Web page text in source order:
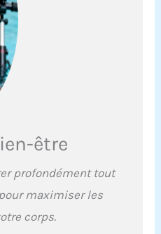
être
profondément tout
maximiser les
corps.